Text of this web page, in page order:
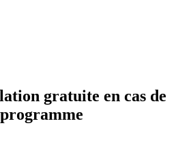
gratuite en cas de